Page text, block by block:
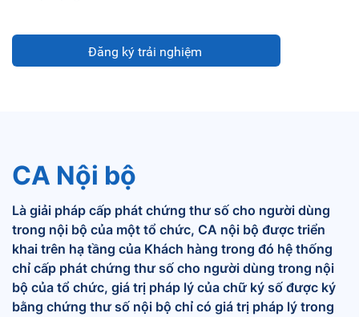
Đăng ký trải nghiệm
CA Nội bộ
Là giải pháp cấp phát chứng thư số cho người dùng
trong nội bộ của một tổ chức, CA nội bộ được triển
khai trên hạ tầng của Khách hàng trong đó hệ thống
chỉ cấp phát chứng thư số cho người dùng trong nội
bộ của tổ chức, giá trị pháp lý của chữ ký số được ký
bằng chứng thư số nội bộ chỉ có giá trị pháp lý trong